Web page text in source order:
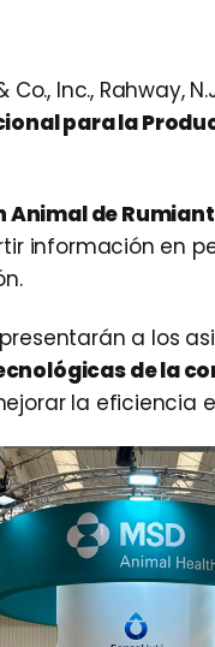
Inc., Rahway,
para la
de
información en
a los
de la
la eficiencia